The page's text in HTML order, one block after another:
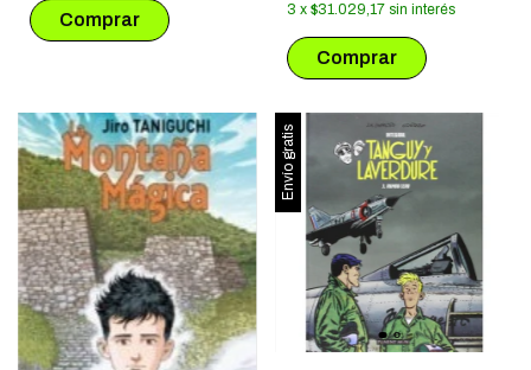
3 x $31.029,17 sin interés
Envío gratis